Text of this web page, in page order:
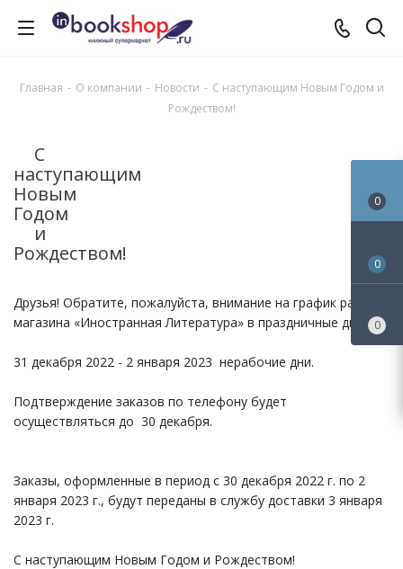
Главная - О компании - Новости - С наступающим Новым Годом и
Рождеством!
С
наступающим
Новым
Годом
и
Рождеством!
Друзья! Обратите, пожалуйста, внимание на график работы
магазина «Иностранная Литература» в праздничные дни !
31 декабря 2022 - 2 января 2023 нерабочие дни.
Подтверждение заказов по телефону будет
осуществляться до 30 декабря.
Заказы, оформленные в период с 30 декабря 2022 г. по 2
января 2023 г., будут переданы в службу доставки 3 января
2023 г.
С наступающим Новым Годом и Рождеством!
0
0
0